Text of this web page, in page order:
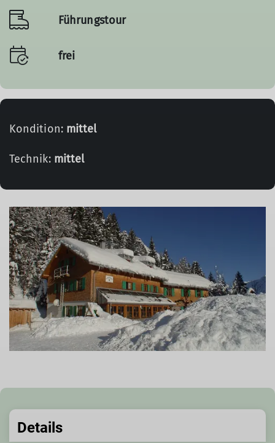
Führungstour
frei
Kondition: mittel
Technik: mittel
Details